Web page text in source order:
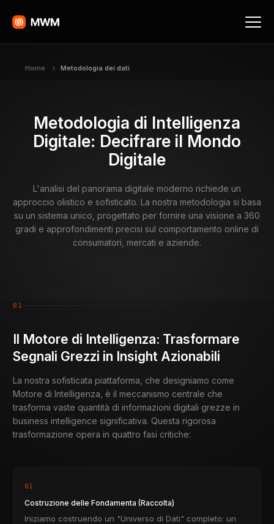
Home Metodologia dei dati
Metodologia di Intelligenza
Digitale: Decifrare il Mondo
Digitale
L'analisi del panorama digitale moderno richiede un
approccio olistico e sofisticato. La nostra metodologia si basa
su un sistema unico, progettato per fornire una visione a 360
gradi e approfondimenti precisi sul comportamento online di
consumatori, mercati e aziende.
01
Il Motore di Intelligenza: Trasformare
Segnali Grezzi in Insight Azionabili
La nostra sofisticata piattaforma, che designiamo come
Motore di Intelligenza, è il meccanismo centrale che
trasforma vaste quantità di informazioni digitali grezze in
business intelligence significativa. Questa rigorosa
trasformazione opera in quattro fasi critiche:
01
Costruzione delle Fondamenta (Raccolta)
Iniziamo costruendo un "Universo di Dati" completo: un